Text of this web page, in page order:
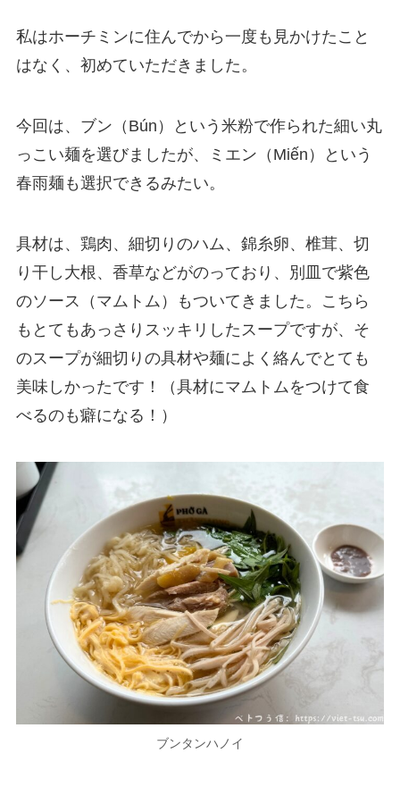
私はホーチミンに住んでから一度も見かけたこと
はなく、初めていただきました。
今回は、ブン（Bún）という米粉で作られた細い丸
っこい麺を選びましたが、ミエン（Miến）という
春雨麺も選択できるみたい。
具材は、鶏肉、細切りのハム、錦糸卵、椎茸、切
り干し大根、香草などがのっており、別皿で紫色
のソース（マムトム）もついてきました。こちら
もとてもあっさりスッキリしたスープですが、そ
のスープが細切りの具材や麺によく絡んでとても
美味しかったです！（具材にマムトムをつけて食
べるのも癖になる！）
ブンタンハノイ